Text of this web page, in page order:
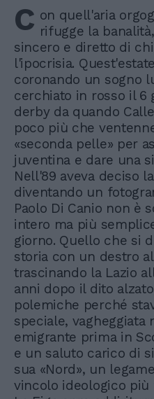
C on quell'aria
rifugge la
sincero e diretto di
l'ipocrisia.
coronando un sogno
cerchiato in rosso il 6
derby da quando
poco più che
«seconda pelle» per
juventina e dare una
Nell'89 aveva deciso
diventando un
Paolo Di Canio non è
intero ma più
giorno. Quello che si
storia con un destro
trascinando la Lazio
anni dopo il dito
polemiche perché
speciale, vagheggiata
emigrante prima in
e un saluto carico di
sua «Nord», un
vincolo ideologico